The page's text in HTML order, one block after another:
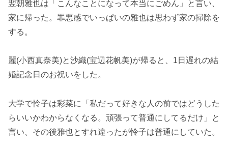
翌朝雅也は「こんなことになって本当にごめん」と言い、
家に帰った。罪悪感でいっぱいの雅也は思わず家の掃除を
する。
麗(小西真奈美)と沙織(宝辺花帆美)が帰ると、1日遅れの結
婚記念日のお祝いをした。
大学で怜子は彩菜に「私だって好きな人の前ではどうした
らいいかわからなくなる。頑張って普通にしてるだけ」と
言い、その後雅也とすれ違ったが怜子は普通にしていた。